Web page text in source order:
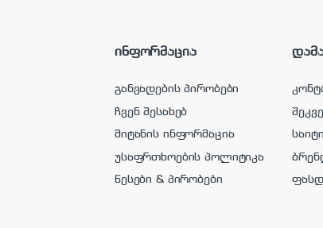
ინფორმაცია
განვადების პირობები
ჩვენ შესახებ
მიტანის ინფორმაცია
უსაფრთხოების პოლიტიკა
წესები & პირობები